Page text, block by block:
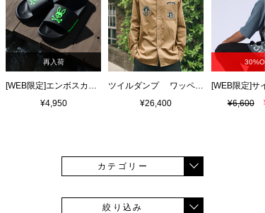
再入荷
[WEB限定]エンボスカラーロゴ シャワーサンダル
¥4,950
ツイルダンプ ワッペン刺繍ワッシャーシャツ
¥26,400
¥6,600
カテゴリー
絞り込み